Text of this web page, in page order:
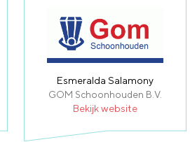
Esmeralda Salamony
GOM Schoonhouden B.V.
Bekijk website